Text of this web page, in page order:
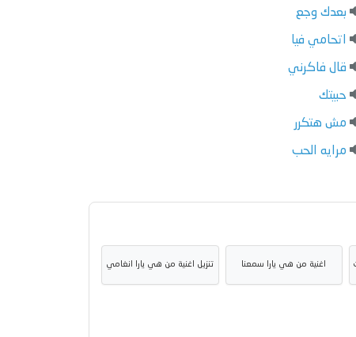
بعدك وجع
اتحامي فيا
قال فاكرني
حبيتك
مش هتكرر
مرايه الحب
اغنية من هي يارا سمعنا تنزيل اغنية من هي يارا انغامي